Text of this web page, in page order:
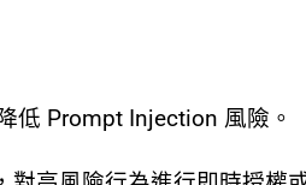
低 Prompt Injection 風險。